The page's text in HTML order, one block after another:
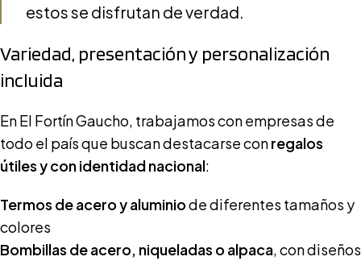
estos se disfrutan de verdad.
Variedad, presentación y personalización
incluida
EnEl Fortín Gaucho, trabajamos con empresas de
todo el país que buscan destacarse conregalos
útiles y con identidad nacional:
Termos de acero y aluminiode diferentes tamaños y
colores
Bombillas de acero, niqueladas o alpaca, con diseños